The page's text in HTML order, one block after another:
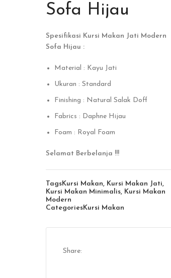
Sofa Hijau
Spesifikasi Kursi Makan Jati Modern
Sofa Hijau :
Material : Kayu Jati
Ukuran : Standard
Finishing : Natural Salak Doff
Fabrics : Daphne Hijau
Foam : Royal Foam
Selamat Berbelanja !!!
TagsKursi Makan, Kursi Makan Jati,
Kursi Makan Minimalis, Kursi Makan
Modern
CategoriesKursi Makan